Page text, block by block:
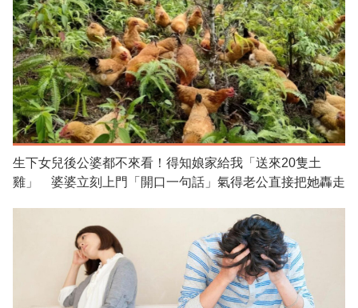
生下女兒後公婆都不來看！得知娘家給我「送來20隻土
雞」 婆婆立刻上門「開口一句話」氣得老公直接把她轟走